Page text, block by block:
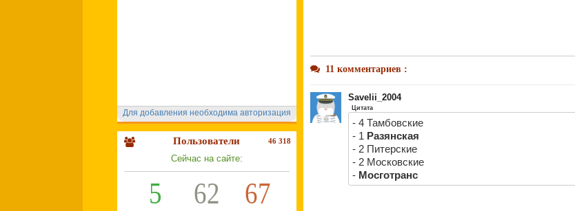
Для добавления необходима авторизация
Пользователи 46 318
Сейчас на сайте:
5 62 67
11 комментариев :
Savelii_2004
Цитата
- 4 Тамбовские
- 1 Разянская
- 2 Питерские
- 2 Московские
- Мосготранс